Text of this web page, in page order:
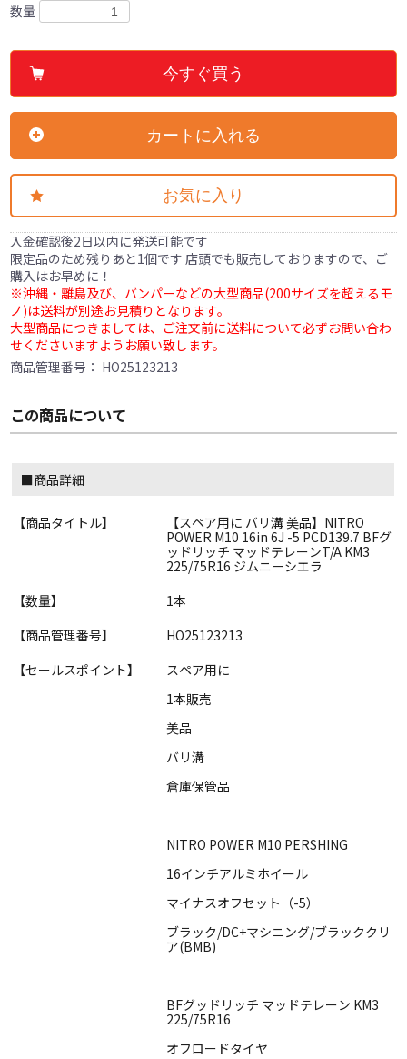
数量
今すぐ買う
カートに入れる
お気に入り
入金確認後2日以内に発送可能です
限定品のため残りあと1個です 店頭でも販売しておりますので、ご
購入はお早めに！
※沖縄・離島及び、バンパーなどの大型商品(200サイズを超えるモ
ノ)は送料が別途お見積りとなります。
大型商品につきましては、ご注文前に送料について必ずお問い合わ
せくださいますようお願い致します。
商品管理番号： HO25123213
この商品について
■商品詳細
【商品タイトル】
【スペア用に バリ溝 美品】NITRO
POWER M10 16in 6J -5 PCD139.7 BFグ
ッドリッチ マッドテレーンT/A KM3
225/75R16 ジムニーシエラ
【数量】
1本
【商品管理番号】
HO25123213
【セールスポイント】
スペア用に
1本販売
美品
バリ溝
倉庫保管品
NITRO POWER M10 PERSHING
16インチアルミホイール
マイナスオフセット（-5）
ブラック/DC+マシニング/ブラッククリ
ア(BMB)
BFグッドリッチ マッドテレーン KM3
225/75R16
オフロードタイヤ